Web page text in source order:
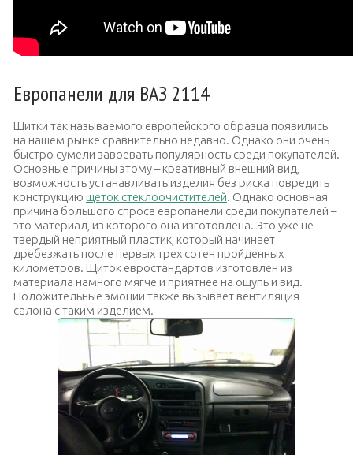
Европанели для ВАЗ 2114
Щитки так называемого европейского образца появились
на нашем рынке сравнительно недавно. Однако они очень
быстро сумели завоевать популярность среди покупателей.
Основные причины этому – креативный внешний вид,
возможность устанавливать изделия без риска повредить
конструкцию щеток стеклоочистителей. Однако основная
причина большого спроса европанели среди покупателей –
это материал, из которого она изготовлена. Это уже не
твердый неприятный пластик, который начинает
дребезжать после первых трех сотен пройденных
километров. Щиток евростандартов изготовлен из
материала намного мягче и приятнее на ощупь и вид.
Положительные эмоции также вызывает вентиляция
салона с таким изделием.